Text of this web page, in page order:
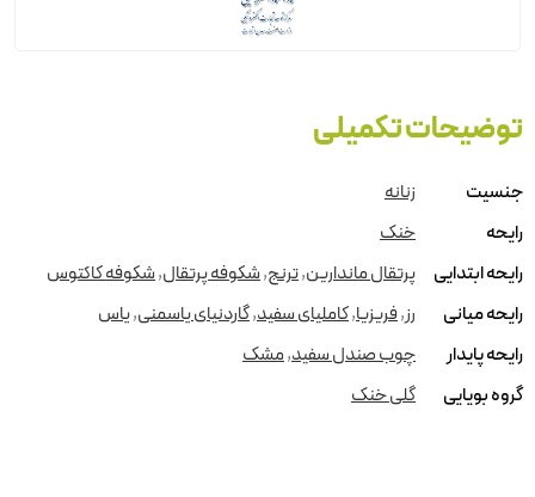
توضیحات تکمیلی
جنسیت
زنانه
رایحه
خنک
رایحه ابتدایی
پرتقال ماندارین,ترنج,شکوفه پرتقال,شکوفه کاکتوس
رایحه میانی
رز,فریزیا,کاملیای سفید,گاردنیای یاسمنی,یاس
رایحه پایدار
چوب صندل سفید,مشک
گروه بویایی
گلی خنک